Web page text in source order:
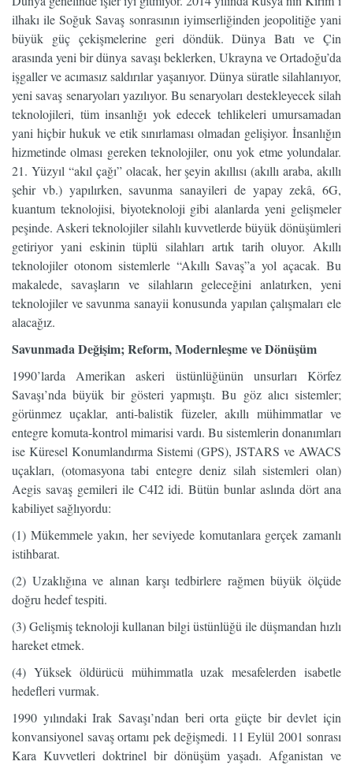
ilhakı ile Soğuk Savaş sonrasının iyimserliğinden jeopolitiğe yani
büyük güç çekişmelerine geri döndük. Dünya Batı ve Çin
arasında yeni bir dünya savaşı beklerken, Ukrayna ve Ortadoğu’da
işgaller ve acımasız saldırılar yaşanıyor. Dünya süratle silahlanıyor,
yeni savaş senaryoları yazılıyor. Bu senaryoları destekleyecek silah
teknolojileri, tüm insanlığı yok edecek tehlikeleri umursamadan
yani hiçbir hukuk ve etik sınırlaması olmadan gelişiyor. İnsanlığın
hizmetinde olması gereken teknolojiler, onu yok etme yolundalar.
21. Yüzyıl “akıl çağı” olacak, her şeyin akıllısı (akıllı araba, akıllı
şehir vb.) yapılırken, savunma sanayileri de yapay zekâ, 6G,
kuantum teknolojisi, biyoteknoloji gibi alanlarda yeni gelişmeler
peşinde. Askeri teknolojiler silahlı kuvvetlerde büyük dönüşümleri
getiriyor yani eskinin tüplü silahları artık tarih oluyor. Akıllı
teknolojiler otonom sistemlerle “Akıllı Savaş”a yol açacak. Bu
makalede, savaşların ve silahların geleceğini anlatırken, yeni
teknolojiler ve savunma sanayii konusunda yapılan çalışmaları ele
alacağız.
Savunmada Değişim; Reform, Modernleşme ve Dönüşüm
1990’larda Amerikan askeri üstünlüğünün unsurları Körfez
Savaşı’nda büyük bir gösteri yapmıştı. Bu göz alıcı sistemler;
görünmez uçaklar, anti-balistik füzeler, akıllı mühimmatlar ve
entegre komuta-kontrol mimarisi vardı. Bu sistemlerin donanımları
ise Küresel Konumlandırma Sistemi (GPS), JSTARS ve AWACS
uçakları, (otomasyona tabi entegre deniz silah sistemleri olan)
Aegis savaş gemileri ile C4I2 idi. Bütün bunlar aslında dört ana
kabiliyet sağlıyordu:
(1) Mükemmele yakın, her seviyede komutanlara gerçek zamanlı
istihbarat.
(2) Uzaklığına ve alınan karşı tedbirlere rağmen büyük ölçüde
doğru hedef tespiti.
(3) Gelişmiş teknoloji kullanan bilgi üstünlüğü ile düşmandan hızlı
hareket etmek.
(4) Yüksek öldürücü mühimmatla uzak mesafelerden isabetle
hedefleri vurmak.
1990 yılındaki Irak Savaşı’ndan beri orta güçte bir devlet için
konvansiyonel savaş ortamı pek değişmedi. 11 Eylül 2001 sonrası
Kara Kuvvetleri doktrinel bir dönüşüm yaşadı. Afganistan ve